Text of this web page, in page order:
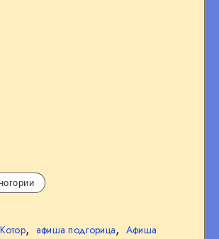
, афиша подгорица, Афиша